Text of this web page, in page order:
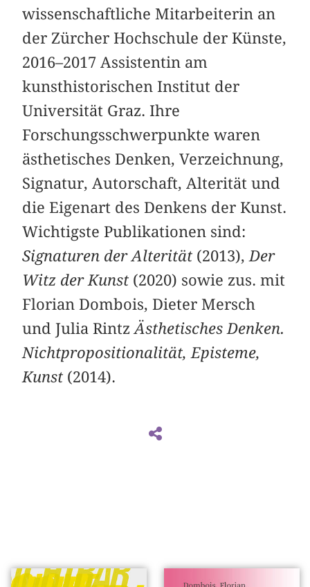
wissenschaftliche Mitarbeiterin an
der Zürcher Hochschule der Künste,
2016–2017 Assistentin am
kunsthistorischen Institut der
Universität Graz. Ihre
Forschungsschwerpunkte waren
ästhetisches Denken, Verzeichnung,
Signatur, Autorschaft, Alterität und
die Eigenart des Denkens der Kunst.
Wichtigste Publikationen sind:
Signaturen der Alterität (2013),Der
Witz der Kunst (2020) sowie zus. mit
Florian Dombois, Dieter Mersch
und Julia RintzÄsthetisches Denken.
Nichtpropositionalität, Episteme,
Kunst (2014).